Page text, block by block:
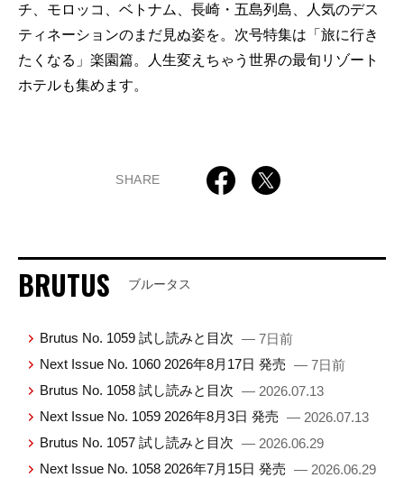
チ、モロッコ、ベトナム、長崎・五島列島、人気のデス
ティネーションのまだ見ぬ姿を。次号特集は「旅に行き
たくなる」楽園篇。人生変えちゃう世界の最旬リゾート
ホテルも集めます。
SHARE
BRUTUS ブルータス
Brutus No. 1059 試し読みと目次 — 7日前
Next Issue No. 1060 2026年8月17日 発売 — 7日前
Brutus No. 1058 試し読みと目次 — 2026.07.13
Next Issue No. 1059 2026年8月3日 発売 — 2026.07.13
Brutus No. 1057 試し読みと目次 — 2026.06.29
Next Issue No. 1058 2026年7月15日 発売 — 2026.06.29